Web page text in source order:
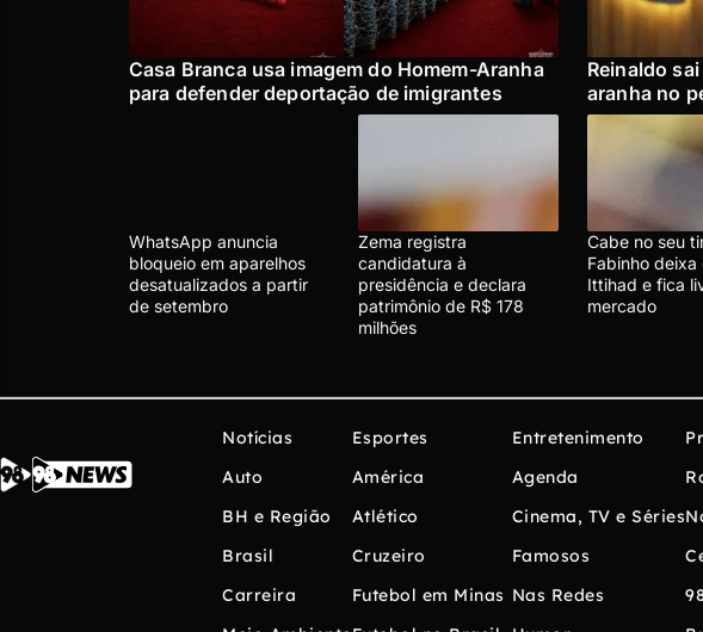
Casa Branca usa imagem do Homem-Aranha
para defender deportação de imigrantes
Reinaldo
aranha no
WhatsApp anuncia
bloqueio em aparelhos
desatualizados a partir
de setembro
Zema registra
candidatura à
presidência e declara
patrimônio de R$ 178
milhões
Cabe no seu
Fabinho deixa
Ittihad e fica
mercado
Notícias
Auto
BH e Região
Brasil
Carreira
Esportes
América
Atlético
Cruzeiro
Futebol em Minas
Entretenimento
Agenda
Cinema, TV e Séries
Famosos
Nas Redes